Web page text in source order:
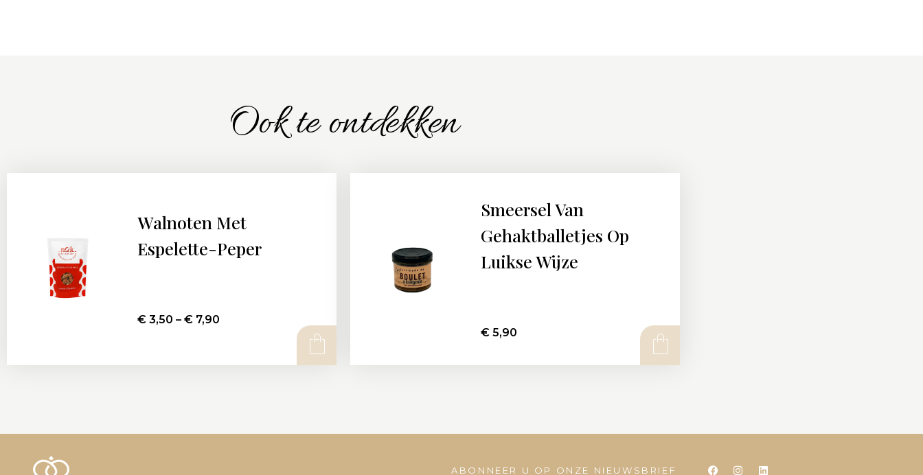
Ook te ontdekken
Walnoten Met
Espelette-Peper
€3,50 – €7,90
Smeersel Van
Gehaktballetjes Op
Luikse Wijze
€5,90
ABONNEER U OP ONZE NIEUWSBRIEF